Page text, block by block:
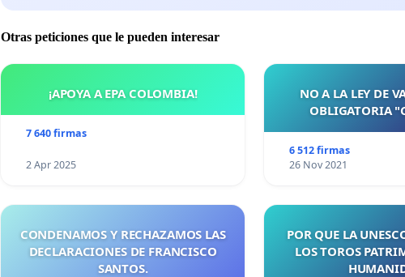
Otras peticiones que le pueden interesar
¡APOYA A EPA COLOMBIA!
7 640 firmas
2 Apr 2025
NO A LA LEY DE
OBLIGATORIA
6 512 firmas
26 Nov 2021
CONDENAMOS Y RECHAZAMOS LAS
DECLARACIONES DE FRANCISCO
SANTOS.
POR QUE LA
LOS TOROS